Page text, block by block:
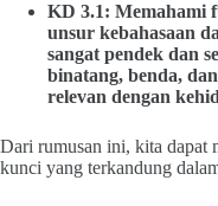
KD 3.1: Memahami
unsur kebahasaan
sangat pendek dan
binatang, benda,
relevan dengan
Dari rumusan ini, kita dapat
kunci yang terkandung